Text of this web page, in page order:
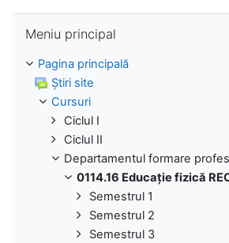
Meniu principal
Pagina principală
Ştiri site
Cursuri
Ciclul I
Ciclul II
Departamentul formare
0114.16 Educație fizică
Semestrul 1
Semestrul 2
Semestrul 3